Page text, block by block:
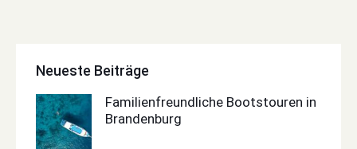
Neueste Beiträge
Familienfreundliche Bootstouren in
Brandenburg